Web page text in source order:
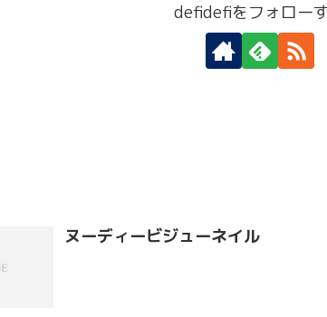
defidefiをフォロー
ヌーディービジューネイル